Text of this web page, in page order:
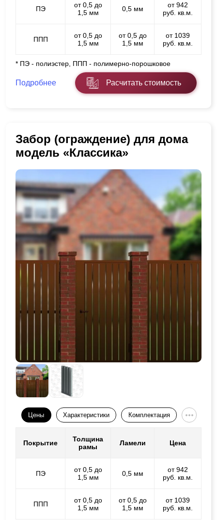
ПЭ
от 0,5 до
1,5 мм
0,5 мм
от 942
руб. кв.м.
ППП
от 0,5 до
1,5 мм
от 0,5 до
1,5 мм
от 1039
руб. кв.м.
* ПЭ - полиэстер, ППП - полимерно-порошковое
Подробнее Расчитать стоимость
Забор (ограждение) для дома
модель «Классика»
Цены Характеристики Комплектация
Покрытие
Толщина
рамы
Ламели Цена
ПЭ
от 0,5 до
1,5 мм
0,5 мм
от 942
руб. кв.м.
ППП
от 0,5 до
1,5 мм
от 0,5 до
1,5 мм
от 1039
руб. кв.м.